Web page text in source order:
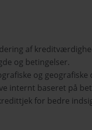
af
og betingelser.
og geografiske
internt baseret på
for bedre